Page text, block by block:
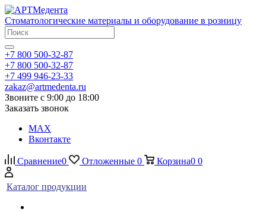
Стоматологические материалы и оборудование в розницу
+7 800 500-32-87
+7 800 500-32-87
+7 499 946-23-33
zakaz@artmedenta.ru
Звоните с 9:00 до 18:00
Заказать звонок
MAX
Вконтакте
Сравнение0 Отложенные 0 Корзина0 0
Каталог продукции